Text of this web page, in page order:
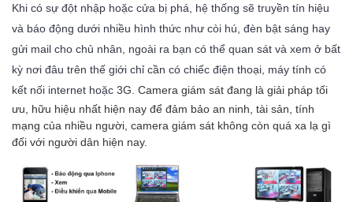
Khi có sự đột nhập hoặc cửa bị phá, hệ thống sẽ truyền tín hiệu
và báo động dưới nhiều hình thức như còi hú, đèn bật sáng hay
gửi mail cho chủ nhân, ngoài ra bạn có thể quan sát và xem ở bất
kỳ nơi đâu trên thế giới chỉ cần có chiếc điện thoại, máy tính có
kết nối internet hoặc 3G. Camera giám sát đang là giải pháp tối
ưu, hữu hiệu nhất hiện nay để đảm bảo an ninh, tài sản, tính
mạng của nhiều người, camera giám sát không còn quá xa lạ gì
đối với người dân hiện nay.